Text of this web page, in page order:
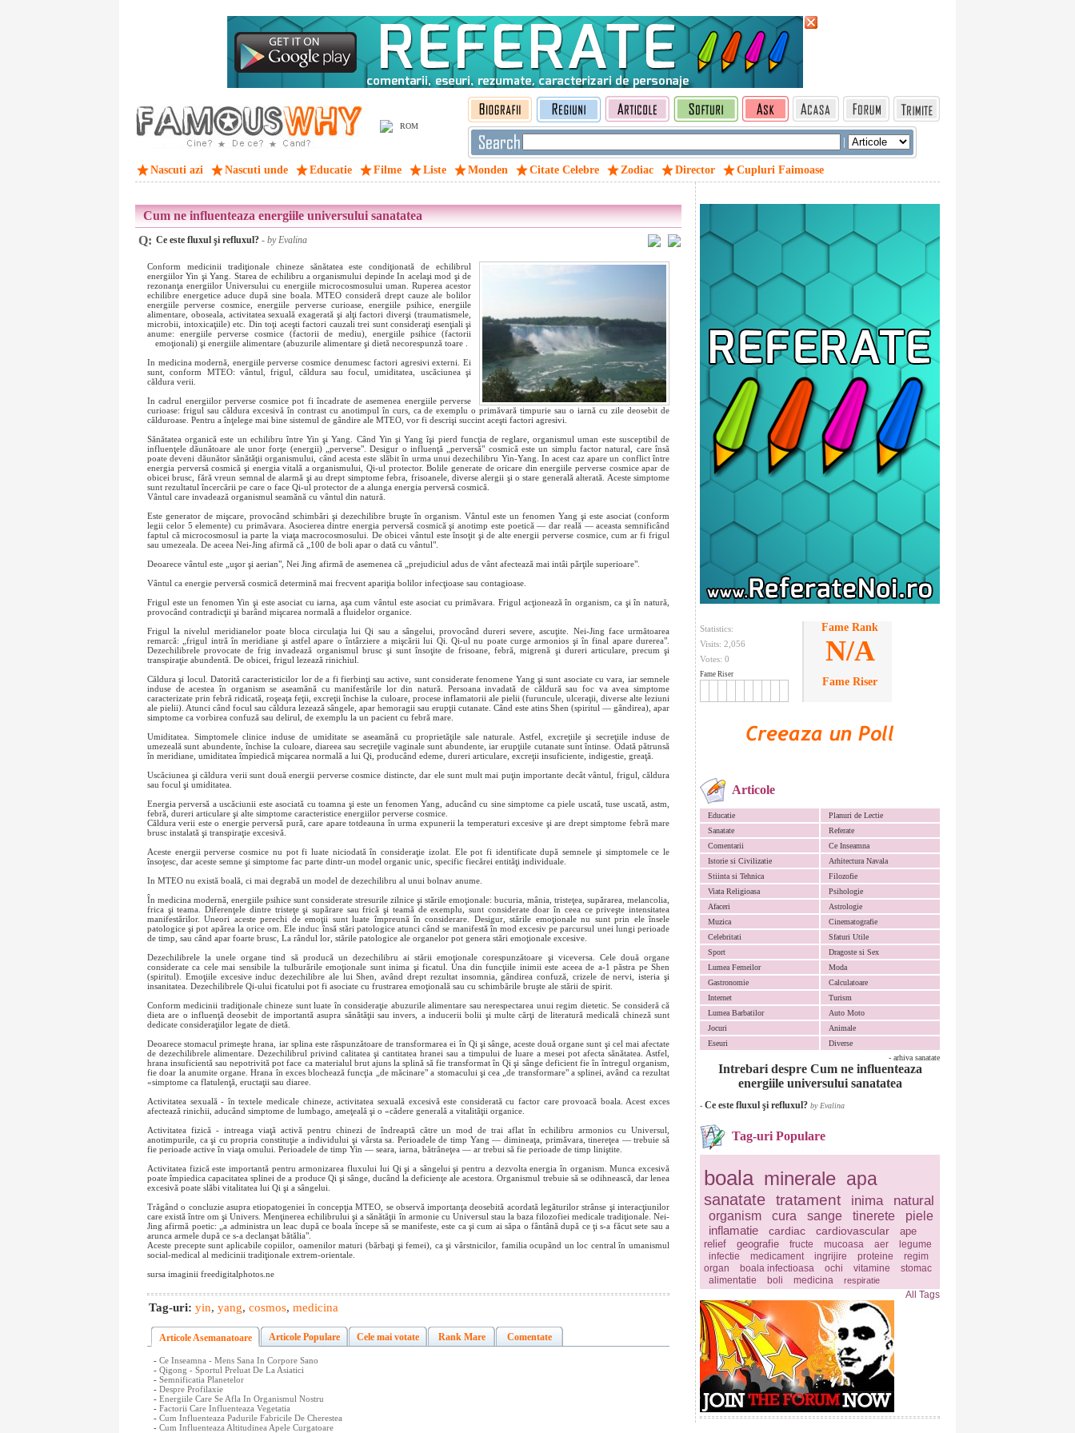
ROM
|
Nascuti azi Nascuti unde Educatie Filme Liste Monden Citate Celebre Zodiac Director Cupluri Faimoase
Statistics:
Visits: 2,056
Votes: 0
Fame Riser
Fame Rank
N/A
Fame Riser
Articole
Educatie
Planuri de Lectie
Sanatate
Referate
Comentarii
Ce Inseamna
Istorie si Civilizatie
Arhitectura Navala
Stiinta si Tehnica
Filozofie
Viata Religioasa
Psihologie
Afaceri
Astrologie
Muzica
Cinematografie
Celebritati
Sfaturi Utile
Sport
Dragoste si Sex
Lumea Femeilor
Moda
Gastronomie
Calculatoare
Internet
Turism
Lumea Barbatilor
Auto Moto
Jocuri
Animale
Eseuri
Diverse
- arhiva sanatate
Intrebari despre Cum ne influenteaza
energiile universului sanatatea
- Ce este fluxul şi refluxul? by Evalina
Tag-uri Populare
boala minerale apa
sanatate tratament inima natural
organism cura sange tinerete
piele
inflamatie
cardiac cardiovascular
ape
relief
geografie fructe mucoasa aer
legume
infectie
medicament ingrijire proteine
regim
organ
boala infectioasa ochi vitamine
stomac
alimentatie
boli medicina respiratie
All Tags
Cum ne influenteaza energiile universului sanatatea
Q: Ce este fluxul şi refluxul? - by Evalina
Conform medicinii tradiţionale chineze sănătatea este condiţionată de echilibrul
energiilor Yin şi Yang. Starea de echilibru a organismului depinde In acelaşi mod şi de
rezonanţa energiilor Universului cu energiile microcosmosului uman. Ruperea acestor
echilibre energetice aduce după sine boala. MTEO consideră drept cauze ale bolilor
energiile perverse cosmice, energiile perverse curioase, energiile psihice, energiile
alimentare, oboseala, activitatea sexuală exagerată şi alţi factori diverşi (traumatismele,
microbii, intoxicaţiile) etc. Din toţi aceşti factori cauzali trei sunt consideraţi esenţiali şi
anume: energiile perverse cosmice (factorii de mediu), energiile psihice (factorii
emoţionali) şi energiile alimentare (abuzurile alimentare şi dietă necorespunză toare .
In medicina modernă, energiile perverse cosmice denumesc factori agresivi externi. Ei
sunt, conform MTEO: vântul, frigul, căldura sau focul, umiditatea, uscăciunea şi
căldura verii.
In cadrul energiilor perverse cosmice pot fi încadrate de asemenea energiile perverse
curioase: frigul sau căldura excesivă în contrast cu anotimpul în curs, ca de exemplu o primăvară timpurie sau o iarnă cu zile deosebit de
călduroase. Pentru a înţelege mai bine sistemul de gândire ale MTEO, vor fi descrişi succint aceşti factori agresivi.
Sănătatea organică este un echilibru între Yin şi Yang. Când Yin şi Yang îşi pierd funcţia de reglare, organismul uman este susceptibil de
influenţele dăunătoare ale unor forţe (energii) „perverse". Desigur o influenţă „perversă" cosmică este un simplu factor natural, care însă
poate deveni dăunător sănătăţii organismului, când acesta este slăbit în urma unui dezechilibru Yin-Yang. In acest caz apare un conflict între
energia perversă cosmică şi energia vitală a organismului, Qi-ul protector. Bolile generate de oricare din energiile perverse cosmice apar de
obicei brusc, fără vreun semnal de alarmă şi au drept simptome febra, frisoanele, diverse alergii şi o stare generală alterată. Aceste simptome
sunt rezultatul încercării pe care o face Qi-ul protector de a alunga energia perversă cosmică.
Vântul care invadează organismul seamănă cu vântul din natură.
Este generator de mişcare, provocând schimbări şi dezechilibre bruşte în organism. Vântul este un fenomen Yang şi este asociat (conform
legii celor 5 elemente) cu primăvara. Asocierea dintre energia perversă cosmică şi anotimp este poetică — dar reală — aceasta semnificând
faptul că microcosmosul ia parte la viaţa macrocosmosului. De obicei vântul este însoţit şi de alte energii perverse cosmice, cum ar fi frigul
sau umezeala. De aceea Nei-Jing afirmă că „100 de boli apar o dată cu vântul".
Deoarece vântul este „uşor şi aerian", Nei Jing afirmă de asemenea că „prejudiciul adus de vânt afectează mai intâi părţile superioare".
Vântul ca energie perversă cosmică determină mai frecvent apariţia bolilor infecţioase sau contagioase.
Frigul este un fenomen Yin şi este asociat cu iarna, aşa cum vântul este asociat cu primăvara. Frigul acţionează în organism, ca şi în natură,
provocând contradicţii şi barând mişcarea normală a fluidelor organice.
Frigul la nivelul meridianelor poate bloca circulaţia lui Qi sau a sângelui, provocând dureri severe, ascuţite. Nei-Jing face următoarea
remarcă: „frigul intră în meridiane şi astfel apare o întârziere a mişcării lui Qi. Qi-ul nu poate curge armonios şi în final apare durerea".
Dezechilibrele provocate de frig invadează organismul brusc şi sunt însoţite de frisoane, febră, migrenă şi dureri articulare, precum şi
transpiraţie abundentă. De obicei, frigul lezează rinichiul.
Căldura şi locul. Datorită caracteristicilor lor de a fi fierbinţi sau active, sunt considerate fenomene Yang şi sunt asociate cu vara, iar semnele
induse de acestea în organism se aseamănă cu manifestările lor din natură. Persoana invadată de căldură sau foc va avea simptome
caracterizate prin febră ridicată, roşeaţa feţii, excreţii închise la culoare, procese inflamatorii ale pielii (furuncule, ulceraţii, diverse alte leziuni
ale pielii). Atunci când focul sau căldura lezează sângele, apar hemoragii sau erupţii cutanate. Când este atins Shen (spiritul — gândirea), apar
simptome ca vorbirea confuză sau delirul, de exemplu la un pacient cu febră mare.
Umiditatea. Simptomele clinice induse de umiditate se aseamănă cu proprietăţile sale naturale. Astfel, excreţiile şi secreţiile induse de
umezeală sunt abundente, închise la culoare, diareea sau secreţiile vaginale sunt abundente, iar erupţiile cutanate sunt întinse. Odată pătrunsă
în meridiane, umiditatea împiedică mişcarea normală a lui Qi, producând edeme, dureri articulare, excreţii insuficiente, indigestie, greaţă.
Uscăciunea şi căldura verii sunt două energii perverse cosmice distincte, dar ele sunt mult mai puţin importante decât vântul, frigul, căldura
sau focul şi umiditatea.
Energia perversă a uscăciunii este asociată cu toamna şi este un fenomen Yang, aducând cu sine simptome ca piele uscată, tuse uscată, astm,
febră, dureri articulare şi alte simptome caracteristice energiilor perverse cosmice.
Căldura verii este o energie perversă pură, care apare totdeauna în urma expunerii la temperaturi excesive şi are drept simptome febră mare
brusc instalată şi transpiraţie excesivă.
Aceste energii perverse cosmice nu pot fi luate niciodată în consideraţie izolat. Ele pot fi identificate după semnele şi simptomele ce le
însoţesc, dar aceste semne şi simptome fac parte dintr-un model organic unic, specific fiecărei entităţi individuale.
In MTEO nu există boală, ci mai degrabă un model de dezechilibru al unui bolnav anume.
În medicina modernă, energiile psihice sunt considerate stresurile zilnice şi stările emoţionale: bucuria, mânia, tristeţea, supărarea, melancolia,
frica şi teama. Diferenţele dintre tristeţe şi supărare sau frică şi teamă de exemplu, sunt considerate doar în ceea ce priveşte intensitatea
manifestărilor. Uneori aceste perechi de emoţii sunt luate împreună în considerare. Desigur, stările emoţionale nu sunt prin ele însele
patologice şi pot apărea la orice om. Ele induc însă stări patologice atunci când se manifestă în mod excesiv pe parcursul unei lungi perioade
de timp, sau când apar foarte brusc, La rândul lor, stările patologice ale organelor pot genera stări emoţionale excesive.
Dezechilibrele la unele organe tind să producă un dezechilibru ai stării emoţionale corespunzătoare şi viceversa. Cele două organe
considerate ca cele mai sensibile la tulburările emoţionale sunt inima şi ficatul. Una din funcţiile inimii este aceea de a-1 păstra pe Shen
(spiritul). Emoţiile excesive induc dezechilibre ale lui Shen, având drept rezultat insomnia, gândirea confuză, crizele de nervi, isteria şi
insanitatea. Dezechilibrele Qi-ului ficatului pot fi asociate cu frustrarea emoţională sau cu schimbările bruşte ale stării de spirit.
Conform medicinii tradiţionale chineze sunt luate în consideraţie abuzurile alimentare sau nerespectarea unui regim dietetic. Se consideră că
dieta are o influenţă deosebit de importantă asupra sănătăţii sau invers, a inducerii bolii şi multe cărţi de literatură medicală chineză sunt
dedicate consideraţiilor legate de dietă.
Deoarece stomacul primeşte hrana, iar splina este răspunzătoare de transformarea ei în Qi şi sânge, aceste două organe sunt şi cel mai afectate
de dezechilibrele alimentare. Dezechilibrul privind calitatea şi cantitatea hranei sau a timpului de luare a mesei pot afecta sănătatea. Astfel,
hrana insuficientă sau nepotrivită pot face ca materialul brut ajuns la splină să fie transformat în Qi şi sânge deficient fie în întregul organism,
fie doar la anumite organe. Hrana în exces blochează funcţia „de măcinare" a stomacului şi cea „de transformare" a splinei, având ca rezultat
«simptome ca flatulenţă, eructaţii sau diaree.
Activitatea sexuală - în textele medicale chineze, activitatea sexuală excesivă este considerată cu factor care provoacă boala. Acest exces
afectează rinichii, aducând simptome de lumbago, ameţeală şi o «cădere generală a vitalităţii organice.
Activitatea fizică - intreaga viaţă activă pentru chinezi de îndreaptă către un mod de trai aflat în echilibru armonios cu Universul,
anotimpurile, ca şi cu propria constituţie a individului şi vârsta sa. Perioadele de timp Yang — dimineaţa, primăvara, tinereţea — trebuie să
fie perioade active în viaţa omului. Perioadele de timp Yin — seara, iarna, bătrâneţea — ar trebui să fie perioade de timp liniştite.
Activitatea fizică este importantă pentru armonizarea fluxului lui Qi şi a sângelui şi pentru a dezvolta energia în organism. Munca excesivă
poate împiedica capacitatea splinei de a produce Qi şi sânge, ducând la deficienţe ale acestora. Organismul trebuie să se odihnească, dar lenea
excesivă poate slăbi vitalitatea lui Qi şi a sângelui.
Trăgând o concluzie asupra etiopatogeniei în concepţia MTEO, se observă importanţa deosebită acordată legăturilor strânse şi interacţiunilor
care există între om şi Univers. Menţinerea echilibrului şi a sănătăţii în armonie cu Universul stau la baza filozofiei medicale tradiţionale. Nei-
Jing afirmă poetic: „a administra un leac după ce boala începe să se manifeste, este ca şi cum ai săpa o fântână după ce ţi s-a făcut sete sau a
arunca armele după ce s-a declanşat bătălia".
Aceste precepte sunt aplicabile copiilor, oamenilor maturi (bărbaţi şi femei), ca şi vârstnicilor, familia ocupând un loc central în umanismul
social-medical al medicinii tradiţionale extrem-orientale.
sursa imaginii freedigitalphotos.ne
Tag-uri: yin, yang, cosmos, medicina
Articole Asemanatoare Articole Populare Cele mai votate Rank Mare Comentate
- Ce Inseamna - Mens Sana In Corpore Sano
- Qigong - Sportul Preluat De La Asiatici
- Semnificatia Planetelor
- Despre Profilaxie
- Energiile Care Se Afla In Organismul Nostru
- Factorii Care Influenteaza Vegetatia
- Cum Influenteaza Padurile Fabricile De Cherestea
- Cum Influenteaza Altitudinea Apele Curgatoare